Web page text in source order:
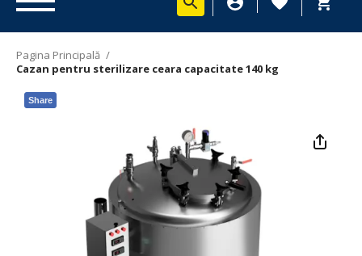
Pagina Principală /
Cazan pentru sterilizare ceara capacitate 140 kg
Share